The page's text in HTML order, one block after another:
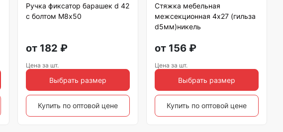
Ручка фиксатор барашек d 42
с болтом М8х50
от 182 ₽
Цена за шт.
Выбрать размер
Купить по оптовой цене
Стяжка мебельная
межсекционная 4х27 (гильза
d5мм)никель
от 156₽
Цена за шт.
Выбрать размер
Купить по оптовой цене